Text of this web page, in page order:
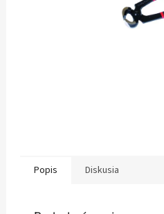
Popis Diskusia